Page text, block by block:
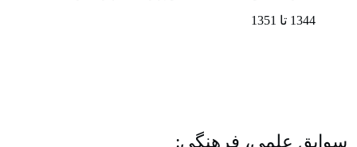
1344 تا 1351
سوابق علمی، فرهنگی: